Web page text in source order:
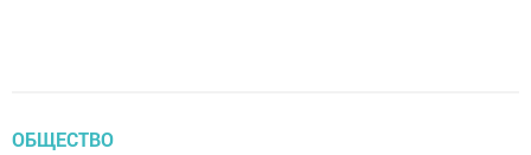
ОБЩЕСТВО